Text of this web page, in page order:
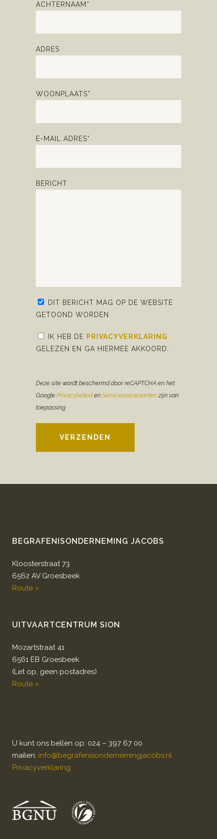
ACHTERNAAM*
ADRES
WOONPLAATS*
E-MAIL ADRES*
BERICHT
DIT BERICHT MAG OP DE WEBSITE
GETOOND WORDEN
IK HEB DE PRIVACYVERKLARING
GELEZEN EN GA HIERMEE AKKOORD.
Deze site wordt beschermd door reCAPTCHA en het
Google Privacybeleiden Servicevoorwaardenzijn van
toepassing.
VERZENDEN
BEGRAFENISONDERNEMING JACOBS
Kloosterstraat 73
6562 AV Groesbeek
Route »
UITVAARTCENTRUM SION
Mozartstraat 41
6561 EB Groesbeek
(Let op, geen postadres)
Route »
U kunt ons bellen op: 024 – 397 67 00
mailen: info@begrafenisondernemingjacobs.nl
Privacyverklaring